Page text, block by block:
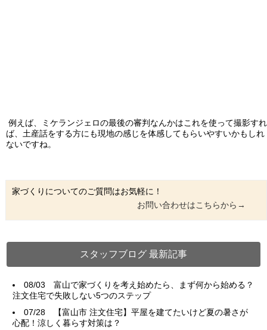
例えば、ミケランジェロの最後の審判なんかはこれを使って撮影すれ
ば、土産話をする方にも現地の感じを体感してもらいやすいかもしれ
ないですね。
家づくりについてのご質問はお気軽に！
お問い合わせはこちらから→
スタッフブログ 最新記事
08/03富山で家づくりを考え始めたら、まず何から始める？
注文住宅で失敗しない5つのステップ
07/28
【富山市 注文住宅】平屋を建てたいけど夏の暑さが
心配！涼しく暮らす対策は？